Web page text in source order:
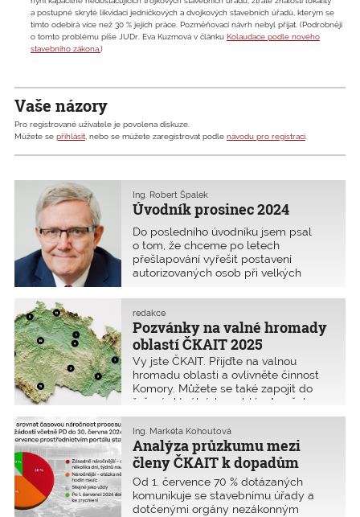
a postupné skryté likvidaci jedničkových a dvojkových stavebních úřadů, kterým se
tímto odebírá více než 30 % jejich práce. Pozměňovací návrh nebyl přijat. (Podrobněji
o tomto problému píše JUDr. Eva Kuzmová v článku Kolaudace podle nového
stavebního zákona.)
Vaše názory
Pro registrované uživatele je povolena diskuze.
Můžete se přihlásit, nebo se můžete zaregistrovat podle návodu pro registraci.
Úvodník prosinec 2024
Ing. Robert Špalek
Do posledního úvodníku jsem psal
o tom, že chceme po letech
přešlapování vyřešit postavení
autorizovaných osob při velkých
ledy pohnuly, protože vedení HZS na
naši výzvu zareagovalo a koncem
listopadu jsme s kolegy Dospivou
a Klegou je
Pozvánky na valné hromady
oblastí ČKAIT 2025
redakce
Vy jste ČKAIT. Přijďte na valnou
hromadu oblasti a ovlivněte činnost
Komory. Můžete se také zapojit do
řešení aktuálních problémů vašeho
oboru autorizace a celého odvětví
prostřednictvím profesních aktivů.
Letos nás opět čeká připomínkování
právních předpisů, zejména
novelizace vyhlášek, otázky
dostupného bydlení, spolupráce AO s
IZS ...
Analýza průzkumu mezi
členy ČKAIT k dopadům
digitalizace stavebního
řízení (DSŘ)
Ing. Markéta Kohoutová
Od 1. července 70 % dotázaných
komunikuje se stavebnímu úřady a
dotčenými orgány nezákonným